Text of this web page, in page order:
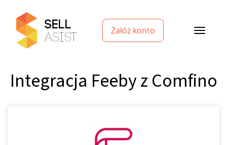
Załóż konto
Integracja Feeby z Comfino